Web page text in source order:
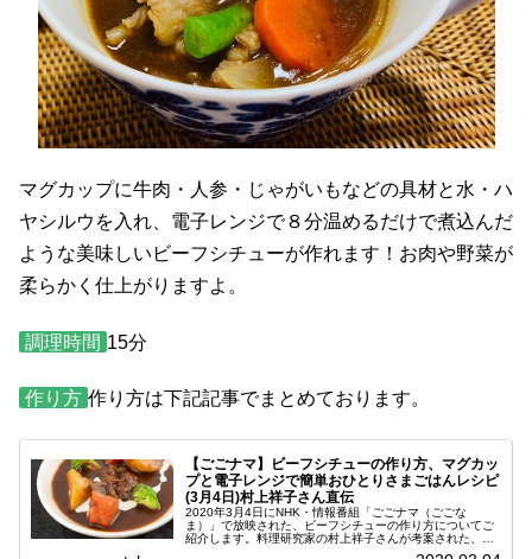
マグカップに牛肉・人参・じゃがいもなどの具材と水・ハ
ヤシルウを入れ、電子レンジで８分温めるだけで煮込んだ
ような美味しいビーフシチューが作れます！お肉や野菜が
柔らかく仕上がりますよ。
調理時間 15分
作り方 作り方は下記記事でまとめております。
【ごごナマ】ビーフシチューの作り方、マグカッ
プと電子レンジで簡単おひとりさまごはんレシピ
(3月4日)村上祥子さん直伝
2020年3月4日にNHK・情報番組「ごごナマ（ごごな
ま）」で放映された、ビーフシチューの作り方についてご
紹介します。料理研究家の村上祥子さんが考案された、マ